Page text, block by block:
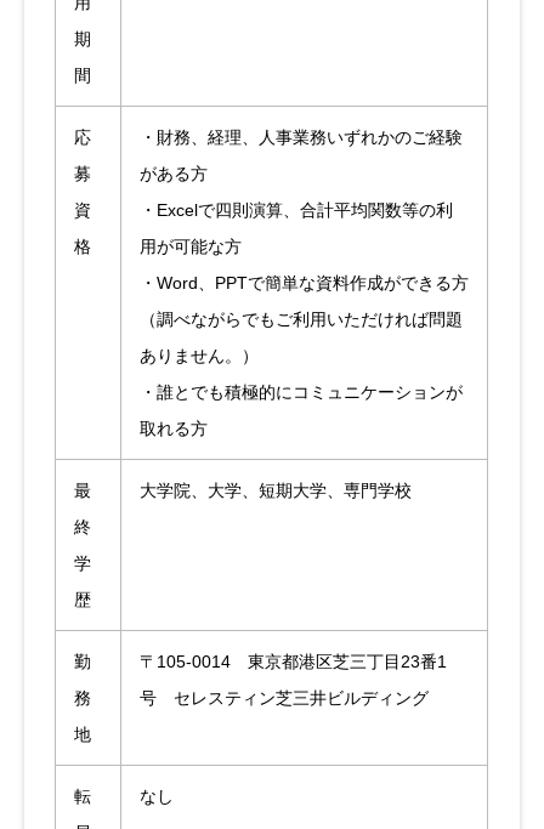
期
間
応
募
資
格
・財務、経理、人事業務いずれかのご経験
がある方
・Excelで四則演算、合計平均関数等の利
用が可能な方
・Word、PPTで簡単な資料作成ができる方
（調べながらでもご利用いただければ問題
ありません。）
・誰とでも積極的にコミュニケーションが
取れる方
最
終
学
歴
大学院、大学、短期大学、専門学校
勤
務
地
〒105-0014 東京都港区芝三丁目23番1
号 セレスティン芝三井ビルディング
転
なし